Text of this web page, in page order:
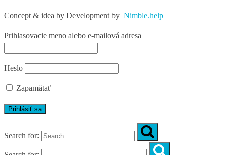
Concept & idea by Development by Nimble.help
Prihlasovacie meno alebo e-mailová adresa
Heslo
Zapamätať
Search for: